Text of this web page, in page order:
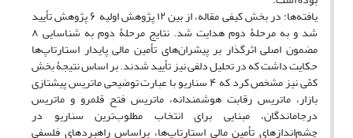
یافته‌ها: در بخش کیفی مقاله، از بین ۱۲ پژوهش اولیه ۶ پژوهش تأیید
شد و به مرحلۀ دوم هدایت شد. نتایج مرحلۀ دوم به شناسایی ۸
مضمون اصلی اثرگذار بر پیشران‌های تأمین مالی پایدار استارتاپ‌ها
حکایت داشت که در تحلیل دلفی نیز تأیید شدند. بر اساس نتیجۀ بخش
کمّی نیز مشخص کرد که ۴ سناریو با عبارت توضیحی ماتریس پیشتازی
بازار، ماتریس رقابت هوشمندانه، ماتریس فتح قلمرو و ماتریس
درجاماندگان، مبنایی برای انتخاب مطلوب‌ترین سناریو در
چشم‌اندازهای تأمین مالی استارتاپ‌ها، براساس راهبردهای فلسفی